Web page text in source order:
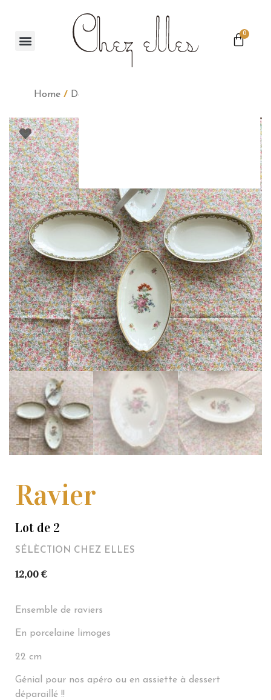
0
Home / Déco
Ravier
Lot de 2
SÉLÈCTION CHEZ ELLES
12,00 €
Ensemble de raviers
En porcelaine limoges
22 cm
Génial pour nos apéro ou en assiette à dessert
déparaillé !!